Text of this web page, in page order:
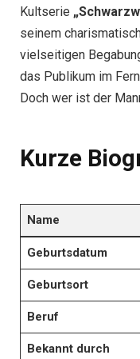
Kultserie
seinem
vielseitigen
das Publikum im
Doch wer ist der
Kurze
Name
Geburtsdatum
Geburtsort
Beruf
Bekannt durch